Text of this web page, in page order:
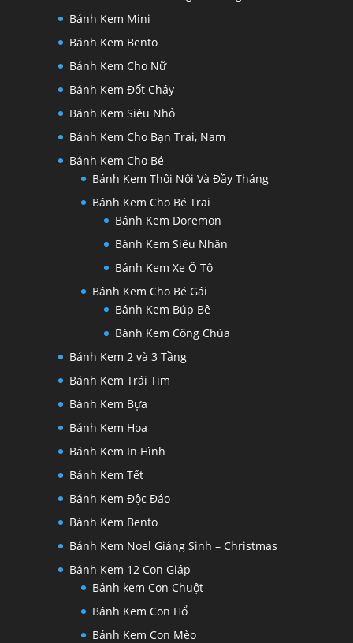
Bánh Kem Mini
Bánh Kem Bento
Bánh Kem Cho Nữ
Bánh Kem Đốt Cháy
Bánh Kem Siêu Nhỏ
Bánh Kem Cho Bạn Trai, Nam
Bánh Kem Cho Bé
Bánh Kem Thôi Nôi Và Đầy Tháng
Bánh Kem Cho Bé Trai
Bánh Kem Doremon
Bánh Kem Siêu Nhân
Bánh Kem Xe Ô Tô
Bánh Kem Cho Bé Gái
Bánh Kem Búp Bê
Bánh Kem Công Chúa
Bánh Kem 2 và 3 Tầng
Bánh Kem Trái Tim
Bánh Kem Bựa
Bánh Kem Hoa
Bánh Kem In Hình
Bánh Kem Tết
Bánh Kem Độc Đáo
Bánh Kem Bento
Bánh Kem Noel Giáng Sinh – Christmas
Bánh Kem 12 Con Giáp
Bánh kem Con Chuột
Bánh Kem Con Hổ
Bánh Kem Con Mèo